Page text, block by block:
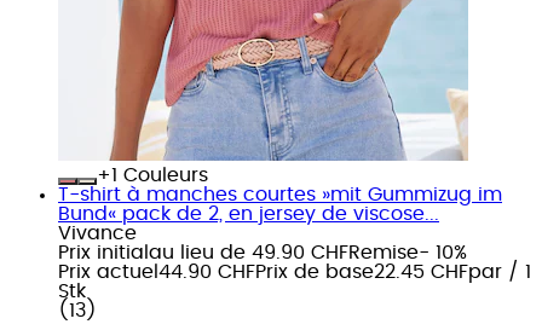
+
Couleurs
T-shirt à manches courtes »mit Gummizug im
Bund« pack de 2, en jersey de viscose...
Vivance
Prix initial au lieu de 49.90 CHFRemise- 10%
Prix actuel 44.90 CHFPrix de base22.45 CHFpar / 1
Stk
( 13 )